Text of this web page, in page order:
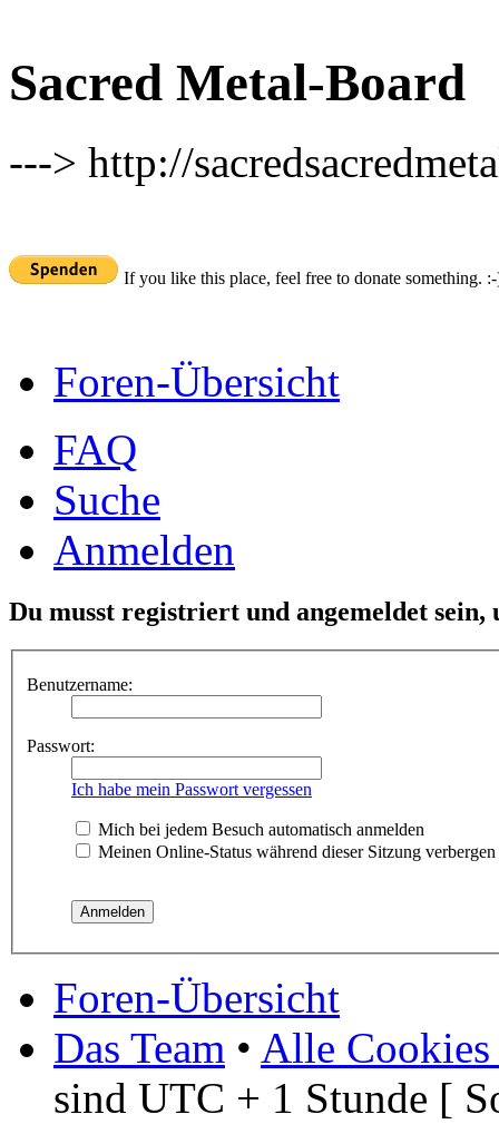
Sacred Metal-Board
---> http://
If you like this place, feel free to donate something.
Foren-Übersicht
FAQ
Suche
Anmelden
Du musst registriert und angemeldet sein,
Benutzername:
Passwort:
Ich habe mein Passwort vergessen
Mich bei jedem Besuch automatisch anmelden
Meinen Online-Status während dieser Sitzung verbergen
Foren-Übersicht
Das Team • Alle Cookies
sind UTC + 1 Stunde [